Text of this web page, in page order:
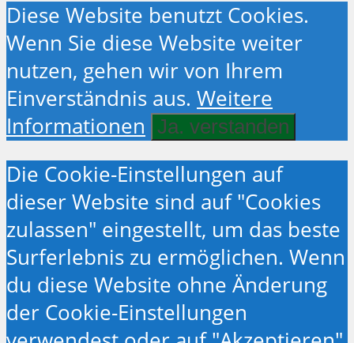
Diese Website benutzt Cookies.
Wenn Sie diese Website weiter
nutzen, gehen wir von Ihrem
Einverständnis aus. Weitere
Informationen
Ja. verstanden
Die Cookie-Einstellungen auf
dieser Website sind auf "Cookies
zulassen" eingestellt, um das beste
Surferlebnis zu ermöglichen. Wenn
du diese Website ohne Änderung
der Cookie-Einstellungen